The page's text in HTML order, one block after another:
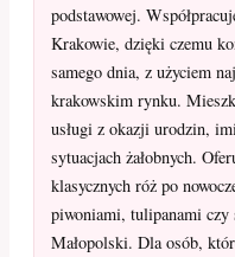
podstawowej.
Krakowie, dzięki czemu
samego dnia, z użyciem
krakowskim rynku.
usługi z okazji urodzin,
sytuacjach żałobnych.
klasycznych róż po
piwoniami, tulipanami czy
Małopolski. Dla osób,